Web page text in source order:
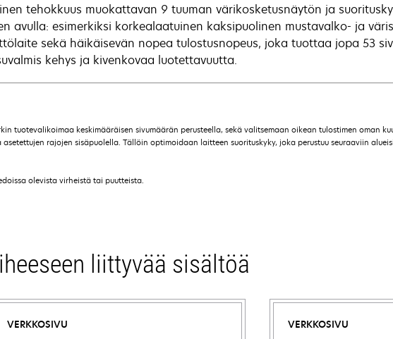
tehokkuus muokattavan 9 tuuman värikosketusnäytön ja
avulla: esimerkiksi korkealaatuinen kaksipuolinen mustavalko- ja
sekä häikäisevän nopea tulostusnopeus, joka tuottaa jopa 53
kehys ja kivenkovaa luotettavuutta.
tuotevalikoimaa keskimääräisen sivumäärän perusteella, sekä valitsemaan oikean tulostimen oman
rajojen sisäpuolella. Tällöin optimoidaan laitteen suorituskyky, joka perustuu seuraaviin
olevista virheistä tai puutteista.
liittyvää sisältöä
VERKKOSIVU VERKKOSIVU